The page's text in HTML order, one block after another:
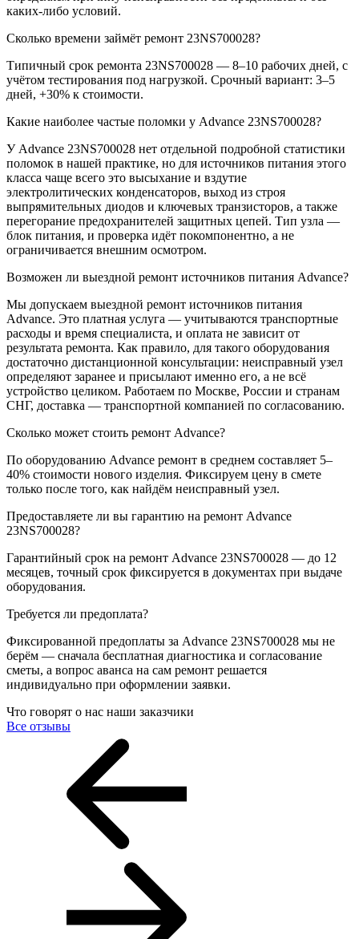
каких-либо условий.
Сколько времени займёт ремонт 23NS700028?
Типичный срок ремонта 23NS700028 — 8–10 рабочих дней, с
учётом тестирования под нагрузкой. Срочный вариант: 3–5
дней, +30% к стоимости.
Какие наиболее частые поломки у Advance 23NS700028?
У Advance 23NS700028 нет отдельной подробной статистики
поломок в нашей практике, но для источников питания этого
класса чаще всего это высыхание и вздутие
электролитических конденсаторов, выход из строя
выпрямительных диодов и ключевых транзисторов, а также
перегорание предохранителей защитных цепей. Тип узла —
блок питания, и проверка идёт покомпонентно, а не
ограничивается внешним осмотром.
Возможен ли выездной ремонт источников питания Advance?
Мы допускаем выездной ремонт источников питания
Advance. Это платная услуга — учитываются транспортные
расходы и время специалиста, и оплата не зависит от
результата ремонта. Как правило, для такого оборудования
достаточно дистанционной консультации: неисправный узел
определяют заранее и присылают именно его, а не всё
устройство целиком. Работаем по Москве, России и странам
СНГ, доставка — транспортной компанией по согласованию.
Сколько может стоить ремонт Advance?
По оборудованию Advance ремонт в среднем составляет 5–
40% стоимости нового изделия. Фиксируем цену в смете
только после того, как найдём неисправный узел.
Предоставляете ли вы гарантию на ремонт Advance
23NS700028?
Гарантийный срок на ремонт Advance 23NS700028 — до 12
месяцев, точный срок фиксируется в документах при выдаче
оборудования.
Требуется ли предоплата?
Фиксированной предоплаты за Advance 23NS700028 мы не
берём — сначала бесплатная диагностика и согласование
сметы, а вопрос аванса на сам ремонт решается
индивидуально при оформлении заявки.
Что говорят о нас наши заказчики
Все отзывы